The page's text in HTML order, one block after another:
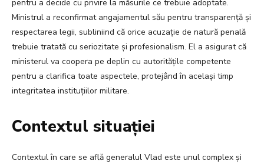
pentru a decide cu privire la măsurile ce trebuie adoptate.
Ministrul a reconfirmat angajamentul său pentru transparență și
respectarea legii, subliniind că orice acuzație de natură penală
trebuie tratată cu seriozitate și profesionalism. El a asigurat că
ministerul va coopera pe deplin cu autoritățile competente
pentru a clarifica toate aspectele, protejând în același timp
integritatea instituțiilor militare.
Contextul situației
Contextul în care se află generalul Vlad este unul complex și